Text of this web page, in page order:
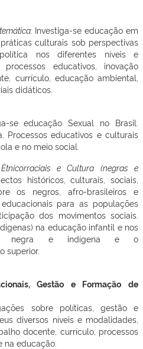
Investiga-se educação em
culturais sob perspectivas
nos diferentes níveis e
educativos, inovação
currículo, educação ambiental,
didáticos.
se educação Sexual no Brasil.
Processos educativos e culturais
e no meio social.
e Cultura (negras e
históricos, culturais, sociais,
os negros, afro-brasileiros e
para as populações
dos movimentos sociais.
na educação infantil e nos
negra e indígena e o
superior.
Gestão e Formação de
sobre políticas, gestão e
diversos níveis e modalidades,
docente, currículo, processos
na educação.